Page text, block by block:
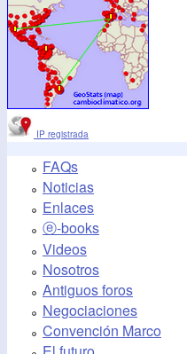
IP registrada
FAQs
Noticias
Enlaces
ⓔ-books
Videos
Nosotros
Antiguos foros
Negociaciones
Convención Marco